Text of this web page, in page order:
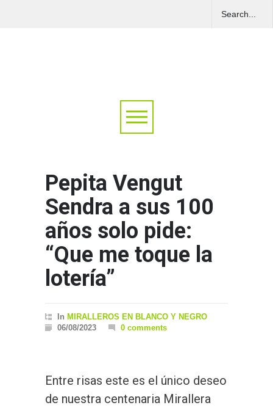
Pepita Vengut
Sendra a sus 100
años solo pide:
“Que me toque la
lotería”
In MIRALLEROS EN BLANCO Y NEGRO
06/08/2023
0 comments
Entre risas este es el único deseo
de nuestra centenaria Mirallera